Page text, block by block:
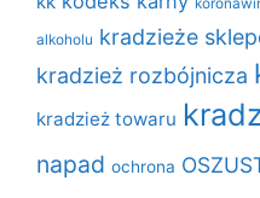
alkoholu kradzieże
kradzież rozbójnicza
kradzież towaru
napad ochrona